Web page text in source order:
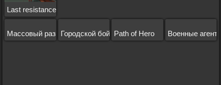
Last resistance
Массовый разгром 4Городской бой 3дPath of Hero Военные